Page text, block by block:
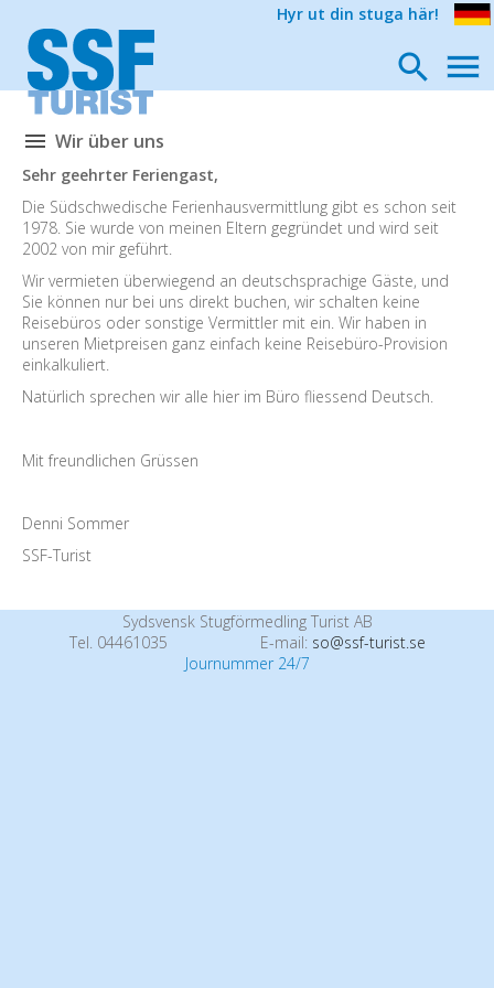
Hyr ut din stuga här!
Wir über uns
Sehr geehrter Feriengast,
Die Südschwedische Ferienhausvermittlung gibt es schon seit
1978. Sie wurde von meinen Eltern gegründet und wird seit
2002 von mir geführt.
Wir vermieten überwiegend an deutschsprachige Gäste, und
Sie können nur bei uns direkt buchen, wir schalten keine
Reisebüros oder sonstige Vermittler mit ein. Wir haben in
unseren Mietpreisen ganz einfach keine Reisebüro-Provision
einkalkuliert.
Natürlich sprechen wir alle hier im Büro fliessend Deutsch.
Mit freundlichen Grüssen
Denni Sommer
SSF-Turist
Sydsvensk Stugförmedling Turist AB
Tel. 04461035
E-mail: so@ssf-turist.se
Journummer 24/7